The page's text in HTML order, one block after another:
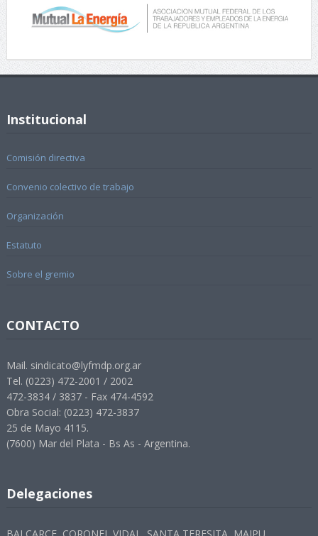
Institucional
Comisión directiva
Convenio colectivo de trabajo
Organización
Estatuto
Sobre el gremio
CONTACTO
Mail. sindicato@lyfmdp.org.ar
Tel. (0223) 472-2001 / 2002
472-3834 / 3837 - Fax 474-4592
Obra Social: (0223) 472-3837
25 de Mayo 4115.
(7600) Mar del Plata - Bs As - Argentina.
Delegaciones
BALCARCE, CORONEL VIDAL, SANTA TERESITA, MAIPU,